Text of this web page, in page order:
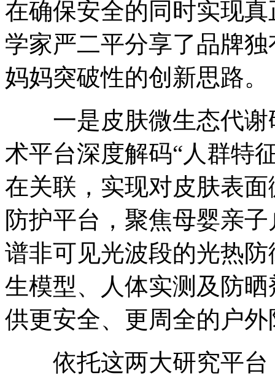
在确保安全的同时实现
学家严二平分享了品牌
妈妈突破性的创新思路。
一是皮肤微生态代谢
术平台深度解码“人群
在关联，实现对皮肤表
防护平台，聚焦母婴亲
谱非可见光波段的光热
生模型、人体实测及防
供更安全、更周全的户
依托这两大研究平台